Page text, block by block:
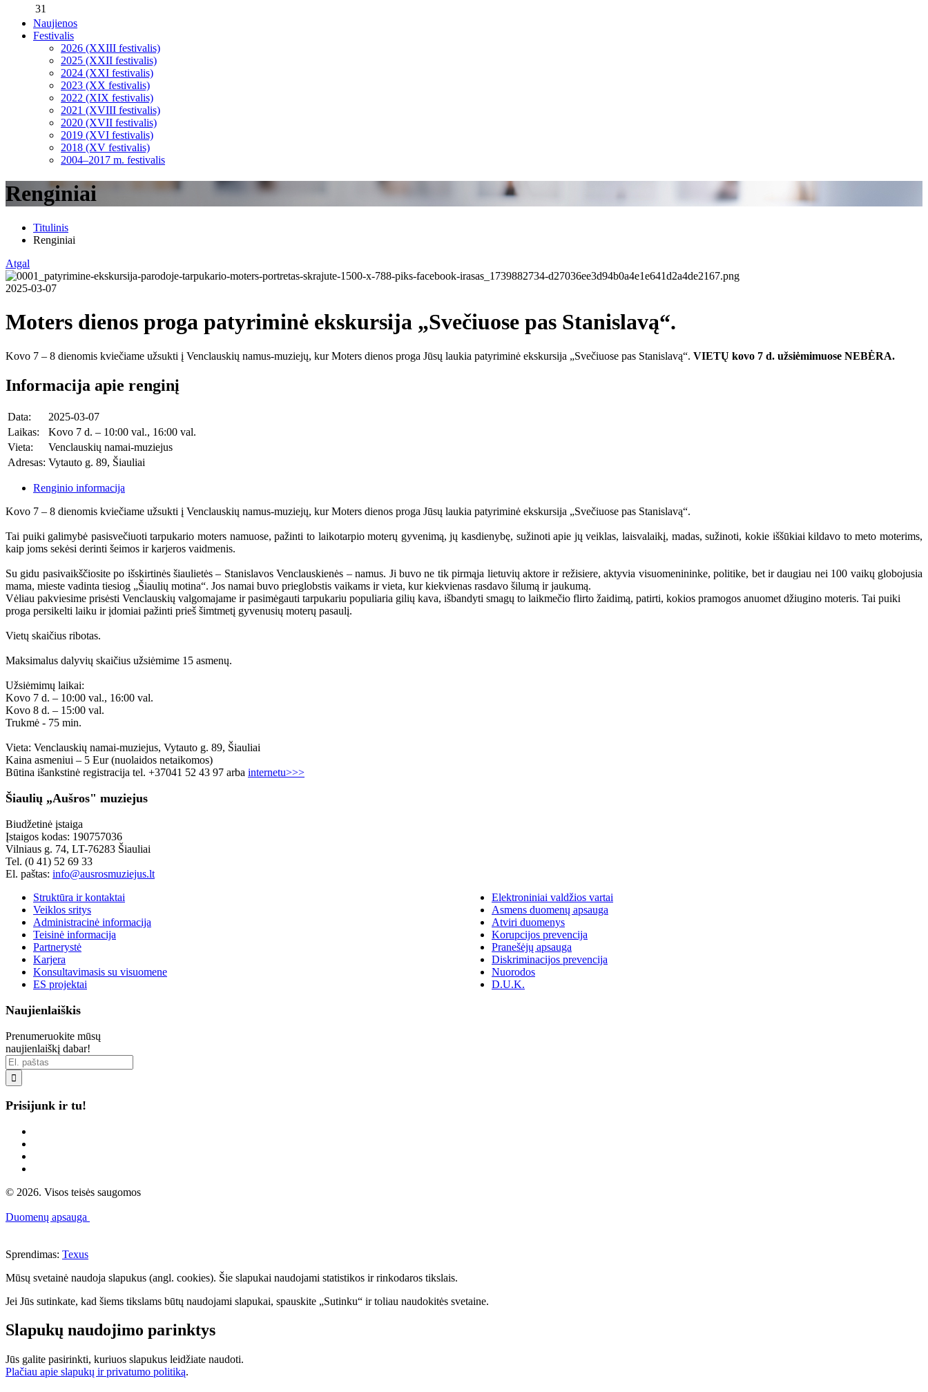
31
Naujienos
Festivalis
2026 (XXIII festivalis)
2025 (XXII festivalis)
2024 (XXI festivalis)
2023 (XX festivalis)
2022 (XIX festivalis)
2021 (XVIII festivalis)
2020 (XVII festivalis)
2019 (XVI festivalis)
2018 (XV festivalis)
2004–2017 m. festivalis
Renginiai
Titulinis
Renginiai
Atgal
2025-03-07
Moters dienos proga patyriminė ekskursija „Svečiuose pas Stanislavą“.
Kovo 7 – 8 dienomis kviečiame užsukti į Venclauskių namus-muziejų, kur Moters dienos proga Jūsų laukia patyriminė ekskursija „Svečiuose pas Stanislavą“. VIETŲ kovo 7 d. užsiėmimuose NEBĖRA.
Informacija apie renginį
Data:
2025-03-07
Laikas:
Kovo 7 d. – 10:00 val., 16:00 val.
Vieta:
Venclauskių namai-muziejus
Adresas: Vytauto g. 89, Šiauliai
Renginio informacija
Kovo 7 – 8 dienomis kviečiame užsukti į Venclauskių namus-muziejų, kur Moters dienos proga Jūsų laukia patyriminė ekskursija „Svečiuose pas Stanislavą“.
Tai puiki galimybė pasisvečiuoti tarpukario moters namuose, pažinti to laikotarpio moterų gyvenimą, jų kasdienybę, sužinoti apie jų veiklas, laisvalaikį, madas, sužinoti, kokie iššūkiai kildavo to meto moterims,
kaip joms sekėsi derinti šeimos ir karjeros vaidmenis.
Su gidu pasivaikščiosite po išskirtinės šiaulietės – Stanislavos Venclauskienės – namus. Ji buvo ne tik pirmąja lietuvių aktore ir režisiere, aktyvia visuomenininke, politike, bet ir daugiau nei 100 vaikų globojusia
mama, mieste vadinta tiesiog „Šiaulių motina“. Jos namai buvo prieglobstis vaikams ir vieta, kur kiekvienas rasdavo šilumą ir jaukumą.
Vėliau pakviesime prisėsti Venclauskių valgomajame ir pasimėgauti tarpukariu populiaria gilių kava, išbandyti smagų to laikmečio flirto žaidimą, patirti, kokios pramogos anuomet džiugino moteris. Tai puiki
proga persikelti laiku ir įdomiai pažinti prieš šimtmetį gyvenusių moterų pasaulį.
Vietų skaičius ribotas.
Maksimalus dalyvių skaičius užsiėmime 15 asmenų.
Užsiėmimų laikai:
Kovo 7 d. – 10:00 val., 16:00 val.
Kovo 8 d. – 15:00 val.
Trukmė - 75 min.
Vieta: Venclauskių namai-muziejus, Vytauto g. 89, Šiauliai
Kaina asmeniui – 5 Eur (nuolaidos netaikomos)
Būtina išankstinė registracija tel. +37041 52 43 97 arba internetu>>>
Šiaulių „Aušros" muziejus
Biudžetinė įstaiga
Įstaigos kodas: 190757036
Vilniaus g. 74, LT-76283 Šiauliai
Tel. (0 41) 52 69 33
El. paštas: info@ausrosmuziejus.lt
Struktūra ir kontaktai
Veiklos sritys
Administracinė informacija
Teisinė informacija
Partnerystė
Karjera
Konsultavimasis su visuomene
ES projektai
Elektroniniai valdžios vartai
Asmens duomenų apsauga
Atviri duomenys
Korupcijos prevencija
Pranešėjų apsauga
Diskriminacijos prevencija
Nuorodos
D.U.K.
Naujienlaiškis
Prenumeruokite mūsų
naujienlaiškį dabar!

Prisijunk ir tu!
© 2026. Visos teisės saugomos
Duomenų apsauga
Sprendimas: Texus
Mūsų svetainė naudoja slapukus (angl. cookies). Šie slapukai naudojami statistikos ir rinkodaros tikslais.
Jei Jūs sutinkate, kad šiems tikslams būtų naudojami slapukai, spauskite „Sutinku“ ir toliau naudokitės svetaine.
Slapukų naudojimo parinktys
Jūs galite pasirinkti, kuriuos slapukus leidžiate naudoti.
Plačiau apie slapukų ir privatumo politiką.